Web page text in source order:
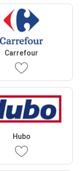
Carrefour
Hubo